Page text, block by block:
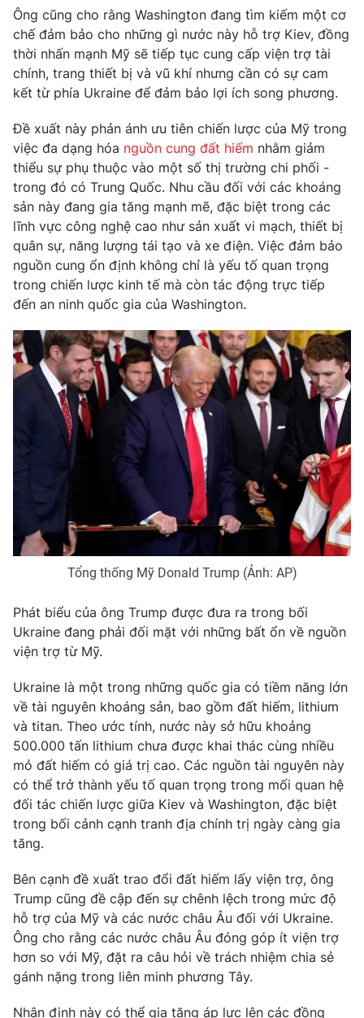
Khán giả
Giải sao mai
Âm nhạc
Sao
Du lịch
Làm đẹp
Chất lượng cuộc sống
Giáo dục
Tuyển sinh
Học trực tuyến
Công nghệ
Hitech Công nghệ tương lai
Sản phẩm
Thị trường
Tư vấn
Giao lưu trực tuyến
Lịch phát sóng
Chuyên mục khác
Emagazine Podcast
Infographic
Video Shorts video
VTV Money VTV Thể thao
VTV Sức khoẻ Bất động sản
Thị trường 24h Tấm lòng Việt
VTV4 Vươn mình bằng AI
Liên hệ tòa soạn
THỜI BÁO VTV
Theo dõi báo trên
Cơ quan báo chí:Thời báo VTV
Giấy phép hoạt động báo in và báo điện tử số 483/GP-BTTTT
cấp ngày 29/12/2023
Tổng Biên tập:Vũ Thanh Thủy
Phó Tổng Biên tập:Nguyễn Thị Mỹ Hạnh, Phạm Quốc Thắng,
Nguyễn Trọng Ninh
Tổng đài VTV: 024.38 355 931 - 024.38 355 932
Ông cũng cho rằng Washington đang tìm kiếm một cơ
chế đảm bảo cho những gì nước này hỗ trợ Kiev, đồng
thời nhấn mạnh Mỹ sẽ tiếp tục cung cấp viện trợ tài
chính, trang thiết bị và vũ khí nhưng cần có sự cam
kết từ phía Ukraine để đảm bảo lợi ích song phương.
Đề xuất này phản ánh ưu tiên chiến lược của Mỹ trong
việc đa dạng hóa nguồn cung đất hiếm nhằm giảm
thiểu sự phụ thuộc vào một số thị trường chi phối -
trong đó có Trung Quốc. Nhu cầu đối với các khoáng
sản này đang gia tăng mạnh mẽ, đặc biệt trong các
lĩnh vực công nghệ cao như sản xuất vi mạch, thiết bị
quân sự, năng lượng tái tạo và xe điện. Việc đảm bảo
nguồn cung ổn định không chỉ là yếu tố quan trọng
trong chiến lược kinh tế mà còn tác động trực tiếp
đến an ninh quốc gia của Washington.
Tổng thống Mỹ Donald Trump (Ảnh: AP)
Phát biểu của ông Trump được đưa ra trong bối
Ukraine đang phải đối mặt với những bất ổn về nguồn
viện trợ từ Mỹ.
Ukraine là một trong những quốc gia có tiềm năng lớn
về tài nguyên khoáng sản, bao gồm đất hiếm, lithium
và titan. Theo ước tính, nước này sở hữu khoảng
500.000 tấn lithium chưa được khai thác cùng nhiều
mỏ đất hiếm có giá trị cao. Các nguồn tài nguyên này
có thể trở thành yếu tố quan trọng trong mối quan hệ
đối tác chiến lược giữa Kiev và Washington, đặc biệt
trong bối cảnh cạnh tranh địa chính trị ngày càng gia
tăng.
Bên cạnh đề xuất trao đổi đất hiếm lấy viện trợ, ông
Trump cũng đề cập đến sự chênh lệch trong mức độ
hỗ trợ của Mỹ và các nước châu Âu đối với Ukraine.
Ông cho rằng các nước châu Âu đóng góp ít viện trợ
hơn so với Mỹ, đặt ra câu hỏi về trách nhiệm chia sẻ
gánh nặng trong liên minh phương Tây.
Nhận định này có thể gia tăng áp lực lên các đồng